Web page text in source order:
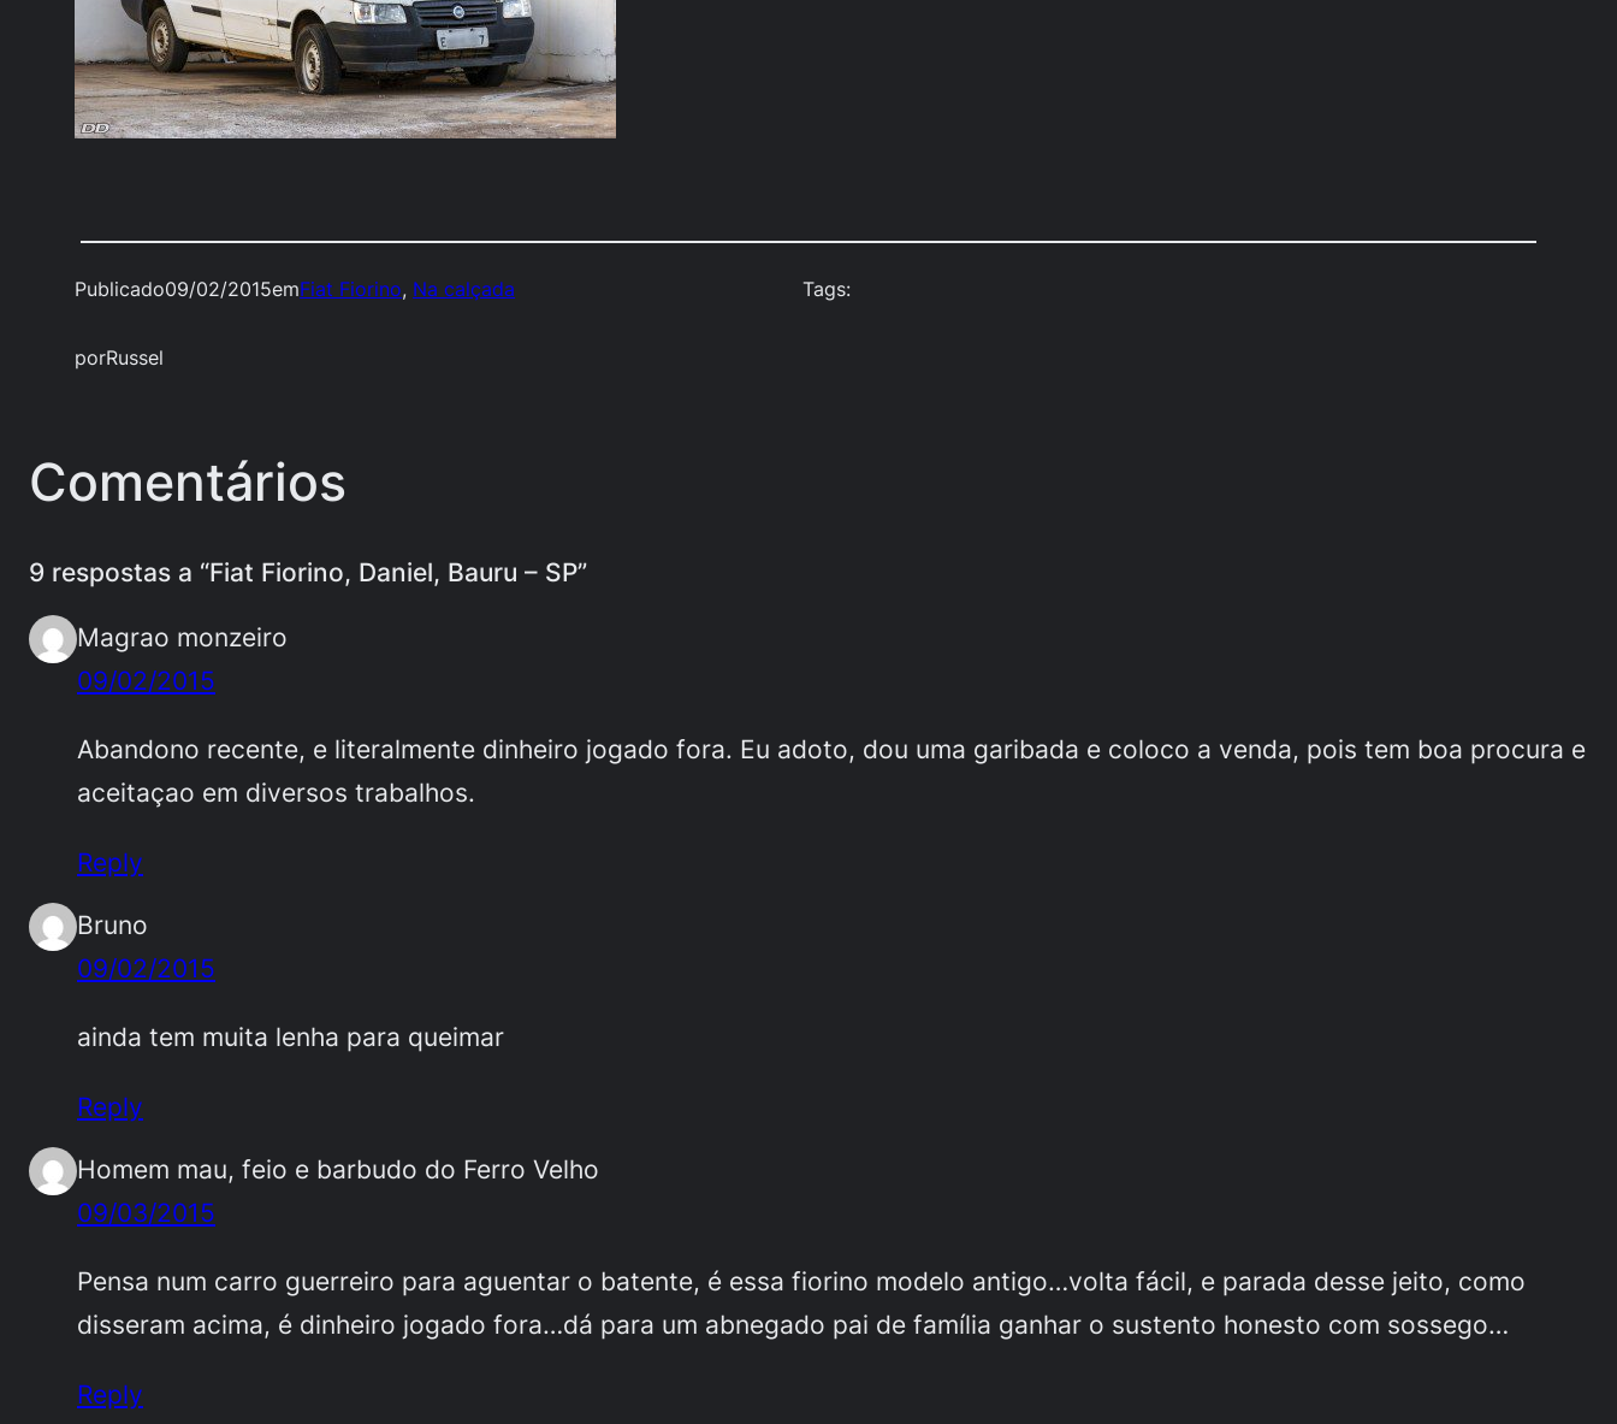
Publicado09/02/2015emFiat Fiorino, Na calçada
porRussel
Tags:
Comentários
9 respostas a “Fiat Fiorino, Daniel, Bauru – SP”
Magrao monzeiro
09/02/2015
Abandono recente, e literalmente dinheiro jogado fora. Eu adoto, dou uma garibada e coloco a venda, pois tem boa procura e
aceitaçao em diversos trabalhos.
Reply
Bruno
09/02/2015
ainda tem muita lenha para queimar
Reply
Homem mau, feio e barbudo do Ferro Velho
09/03/2015
Pensa num carro guerreiro para aguentar o batente, é essa fiorino modelo antigo…volta fácil, e parada desse jeito, como
disseram acima, é dinheiro jogado fora…dá para um abnegado pai de família ganhar o sustento honesto com sossego…
Reply